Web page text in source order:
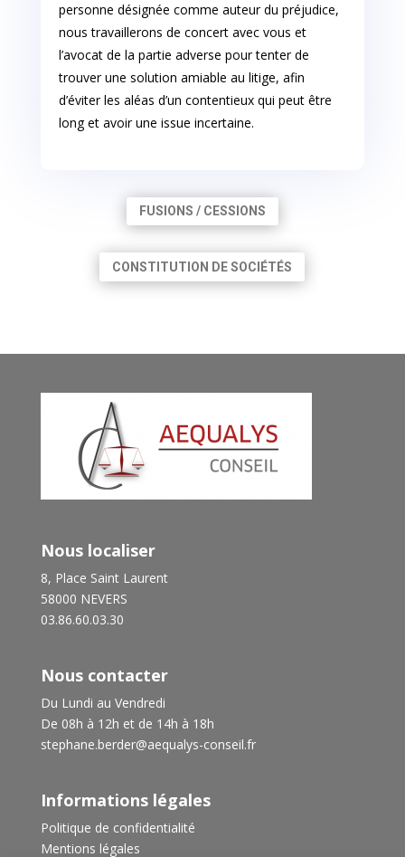
personne désignée comme auteur du préjudice,
nous travaillerons de concert avec vous et
l’avocat de la partie adverse pour tenter de
trouver une solution amiable au litige, afin
d’éviter les aléas d’un contentieux qui peut être
long et avoir une issue incertaine.
FUSIONS / CESSIONS
CONSTITUTION DE SOCIÉTÉS
Nous localiser
8, Place Saint Laurent
58000 NEVERS
03.86.60.03.30
Nous contacter
Du Lundi au Vendredi
De 08h à 12h et de 14h à 18h
stephane.berder@aequalys-conseil.fr
Informations légales
Politique de confidentialité
Mentions légales